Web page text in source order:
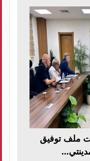
ملف توفيق